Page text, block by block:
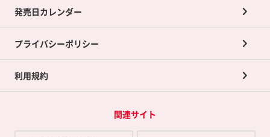
買取承諾書について
ポイント交換景品
発売日カレンダー
プライバシーポリシー
利用規約
関連サイト